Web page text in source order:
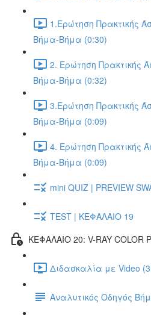
1.Ερώτηση Πρακτικής
Βήμα-Βήμα (0:30)
2. Ερώτηση Πρακτικής
Βήμα-Βήμα (0:32)
3.Ερώτηση Πρακτικής
Βήμα-Βήμα (0:09)
4. Ερώτηση Πρακτικής
Βήμα-Βήμα (0:09)
mini QUIZ | PREVIEW
TEST | ΚΕΦΑΛΑΙΟ 19
ΚΕΦΑΛΑΙΟ 20: V-RAY COLOR
Διδασκαλία με Video
Αναλυτικός Οδηγός